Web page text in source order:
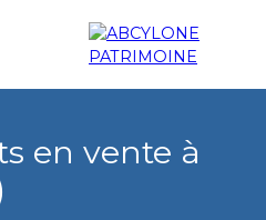
en vente à